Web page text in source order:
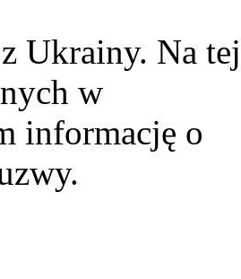
Ukrainy. Na tej
w
informację o